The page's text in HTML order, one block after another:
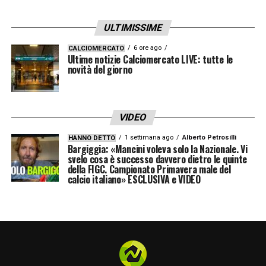
Queste le prime parole da nuovo dirigente
juventino: «Sono orgoglioso e onorato di
entrare a far parte di questo Club ricco di
storia e identità
– ha sottolineato Carnevali
maggioranza e John Elkann, per la fiducia
che mi è stata accordata. Affronto questa
nuova sfida con grande senso di
responsabilità e con la convinzione che,
tutte le componenti della Società
ULTIMISSIME
CALCIOMERCATO 6 ore ago
Ultime notizie Calciomercato LIVE: tutte le
novità del giorno
VIDEO
HANNO DETTO 1 settimana ago Alberto Petrosilli
Bargiggia: «Mancini voleva solo la Nazionale. Vi
svelo cosa è successo davvero dietro le quinte
della FIGC. Campionato Primavera male del
calcio italiano» ESCLUSIVA e VIDEO